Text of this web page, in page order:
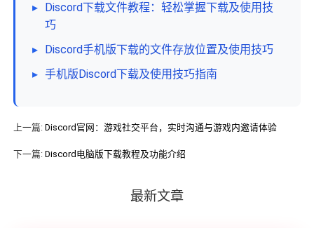
▸ Discord下载文件教程：轻松掌握下载及使用技
巧
▸ Discord手机版下载的文件存放位置及使用技巧
▸ 手机版Discord下载及使用技巧指南
上一篇: Discord官网：游戏社交平台，实时沟通与游戏内邀请体验
下一篇: Discord电脑版下载教程及功能介绍
最新文章